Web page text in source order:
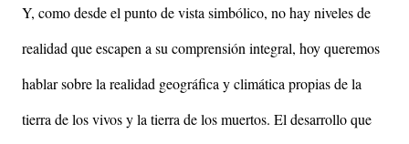
Y, como desde el punto de vista simbólico, no hay niveles de
realidad que escapen a su comprensión integral, hoy queremos
hablar sobre la realidad geográfica y climática propias de la
tierra de los vivos y la tierra de los muertos. El desarrollo que